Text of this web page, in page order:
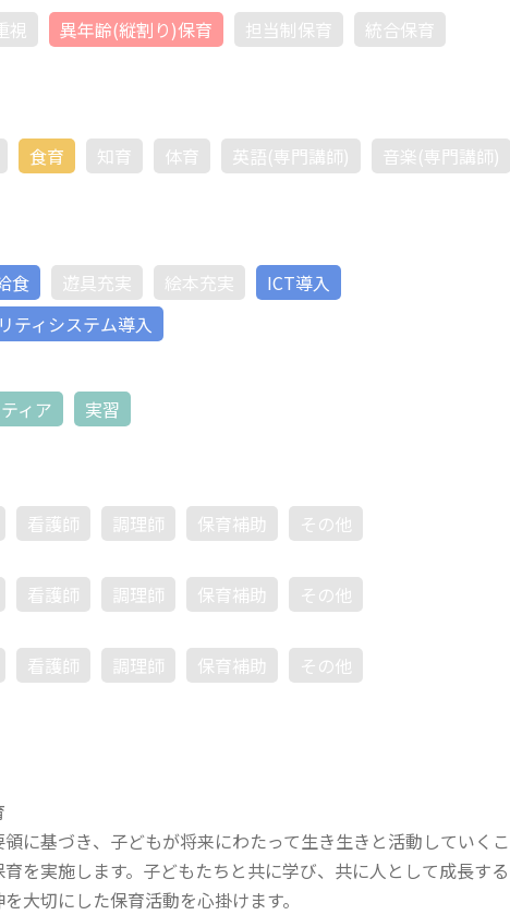
視 異年齢(縦割り)保育 担当制保育
統合保育
食育 知育 体育 英語(専門講師)
音楽(専門講師)
食 遊具充実 絵本充実
ICT導入
ティシステム導入
ィア 実習
看護師 調理師 保育補助
その他
看護師 調理師 保育補助
その他
看護師 調理師 保育補助 その他
に基づき、子どもが将来にわたって生き生きと活動していくこ
を実施します。子どもたちと共に学び、共に人として成長する
大切にした保育活動を心掛けます。